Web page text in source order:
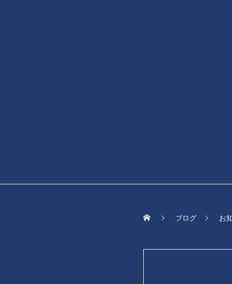
ブログ お